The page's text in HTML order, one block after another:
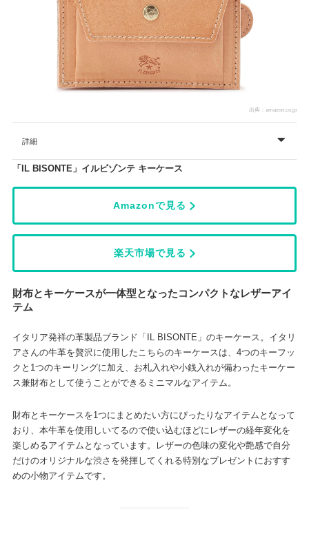
出典：amazon.co.jp
詳細
「IL BISONTE」イルビゾンテ キーケース
Amazonで見る
楽天市場で見る
財布とキーケースが一体型となったコンパクトなレザーアイ
テム
イタリア発祥の革製品ブランド「IL BISONTE」のキーケース。イタリ
アさんの牛革を贅沢に使用したこちらのキーケースは、4つのキーフッ
クと1つのキーリングに加え、お札入れや小銭入れが備わったキーケー
ス兼財布として使うことができるミニマルなアイテム。
財布とキーケースを1つにまとめたい方にぴったりなアイテムとなって
おり、本牛革を使用しいてるので使い込むほどにレザーの経年変化を
楽しめるアイテムとなっています。レザーの色味の変化や艶感で自分
だけのオリジナルな渋さを発揮してくれる特別なプレゼントにおすす
めの小物アイテムです。